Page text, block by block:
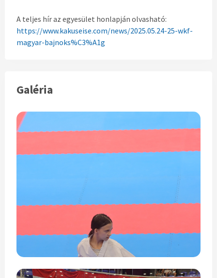
A teljes hír az egyesület honlapján olvasható:
https://www.kakuseise.com/news/2025.05.24-25-wkf-
magyar-bajnoks%C3%A1g
Galéria